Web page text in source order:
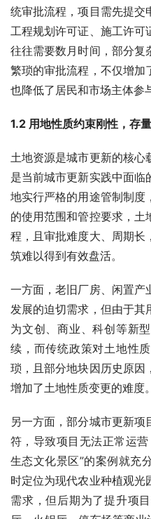
统审批流程，项目需先提交
工程规划许可证、施工许可
往往需要数月时间，部分复
繁琐的审批流程，不仅增加
也降低了居民和市场主体参
1.2 用地性质约束刚性，存
土地资源是城市更新的核心
是当前城市更新实践中面临
地实行严格的用途管制制度
的使用范围和管控要求，
程，且审批难度大、周期长
筑难以得到有效盘活。
一方面，老旧厂房、闲置产
发展的迫切需求，但由于其
为文创、商业、科创等新
续，而传统政策对土地性
琐，且部分地块因历史原因
增加了土地性质变更的难度。
另一方面，部分城市更新
符，导致项目无法正常运
生态文化景区”的案例就充
时定位为现代农业种植观光
需求，但后期为了提升项